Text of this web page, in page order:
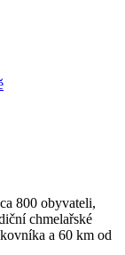
800 obyvateli,
chmelařské
a 60 km od